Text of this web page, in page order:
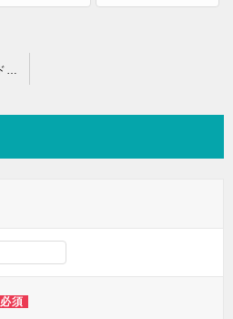
【ジョジョ4部】最強スタンド能力ランキングTOP10！グレートですよ こいつはァ！
必須